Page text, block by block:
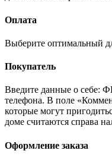
Оплата
Выберите оптимальный
Покупатель
Введите данные о себе:
телефона. В поле
которые могут
доме считаются справа
Оформление заказа